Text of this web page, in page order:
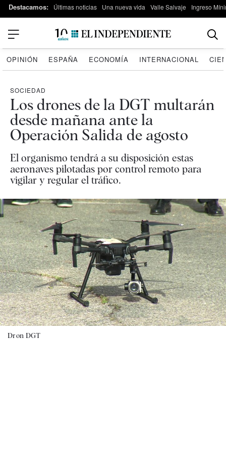
Destacamos: Últimas noticias Una nueva vida Valle Salvaje Ingreso
OPINIÓN ESPAÑA ECONOMÍA INTERNACIONAL
SOCIEDAD
Los drones de la DGT multarán
desde mañana ante la
Operación Salida de agosto
El organismo tendrá a su disposición estas
aeronaves pilotadas por control remoto para
vigilar y regular el tráfico.
Dron DGT